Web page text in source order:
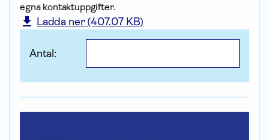
egna kontakt­uppgifter.
Ladda ner (407.07 KB)
Antal: